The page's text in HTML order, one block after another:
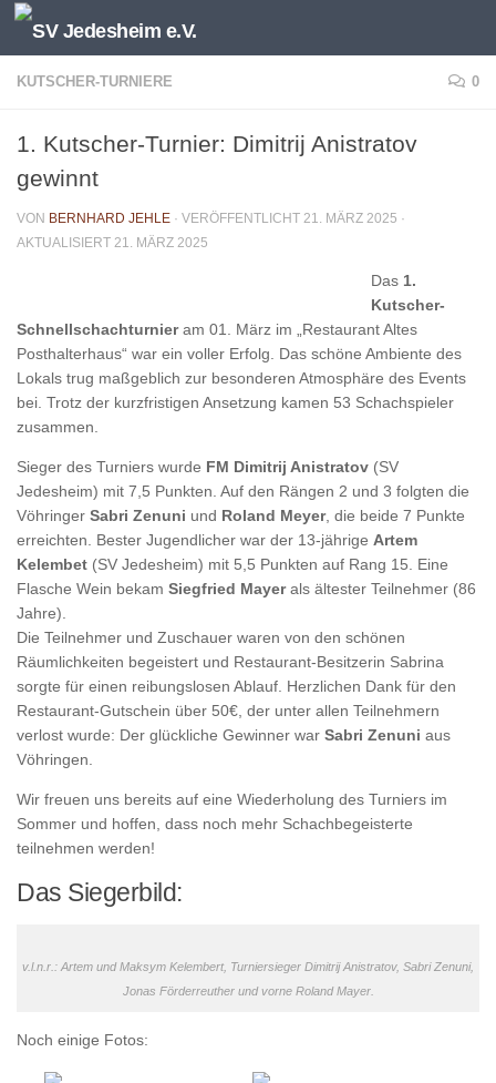
Unter dem Inhalt
KUTSCHER-TURNIERE 0
1. Kutscher-Turnier: Dimitrij Anistratov
gewinnt
VON BERNHARD JEHLE · VERÖFFENTLICHT 21. MÄRZ 2025 ·
AKTUALISIERT 21. MÄRZ 2025
Das 1.
Kutscher-
Schnellschachturnieram 01. März im „Restaurant Altes
Posthalterhaus“ war ein voller Erfolg. Das schöne Ambiente des
Lokals trug maßgeblich zur besonderen Atmosphäre des Events
bei. Trotz der kurzfristigen Ansetzung kamen 53 Schachspieler
zusammen.
Sieger des Turniers wurde FM Dimitrij Anistratov (SV
Jedesheim) mit 7,5 Punkten. Auf den Rängen 2 und 3 folgten die
Vöhringer Sabri Zenuni und Roland Meyer, die beide 7 Punkte
erreichten. Bester Jugendlicher war der 13-jährige Artem
Kelembet (SV Jedesheim) mit 5,5 Punkten auf Rang 15. Eine
Flasche Wein bekam Siegfried Mayerals ältester Teilnehmer (86
Jahre).
Die Teilnehmer und Zuschauer waren von den schönen
Räumlichkeiten begeistert und Restaurant-Besitzerin Sabrina
sorgte für einen reibungslosen Ablauf. Herzlichen Dank für den
Restaurant-Gutschein über 50€, der unter allen Teilnehmern
verlost wurde: Der glückliche Gewinner war Sabri Zenuni aus
Vöhringen.
Wir freuen uns bereits auf eine Wiederholung des Turniers im
Sommer und hoffen, dass noch mehr Schachbegeisterte
teilnehmen werden!
Das Siegerbild:
v.l.n.r.: Artem und Maksym Kelembert, Turniersieger Dimitrij Anistratov, Sabri Zenuni,
Jonas Förderreuther und vorne Roland Mayer.
Noch einige Fotos: